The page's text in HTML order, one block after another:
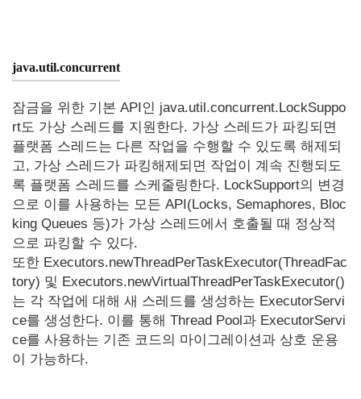
java.util.concurrent
잠금을 위한 기본 API인 java.util.concurrent.LockSuppo
rt도 가상 스레드를 지원한다. 가상 스레드가 파킹되면
플랫폼 스레드는 다른 작업을 수행할 수 있도록 해제되
고, 가상 스레드가 파킹해제되면 작업이 계속 진행되도
록 플랫폼 스레드를 스케줄링한다. LockSupport의 변경
으로 이를 사용하는 모든 API(Locks, Semaphores, Bloc
king Queues 등)가 가상 스레드에서 호출될 때 정상적
으로 파킹할 수 있다.
또한 Executors.newThreadPerTaskExecutor(ThreadFac
tory) 및 Executors.newVirtualThreadPerTaskExecutor()
는 각 작업에 대해 새 스레드를 생성하는 ExecutorServi
ce를 생성한다. 이를 통해 Thread Pool과 ExecutorServi
ce를 사용하는 기존 코드의 마이그레이션과 상호 운용
이 가능하다.